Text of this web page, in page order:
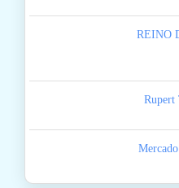
REINO
Rupert